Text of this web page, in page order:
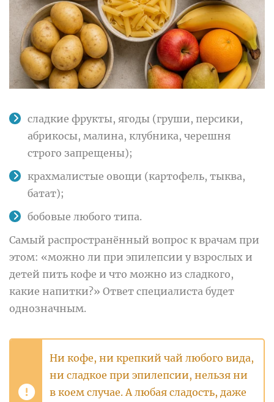
сладкие фрукты, ягоды (груши, персики,
абрикосы, малина, клубника, черешня
строго запрещены);
крахмалистые овощи (картофель, тыква,
батат);
бобовые любого типа.
Самый распространённый вопрос к врачам при
этом: «можно ли при эпилепсии у взрослых и
детей пить кофе и что можно из сладкого,
какие напитки?» Ответ специалиста будет
однозначным.
Ни кофе, ни крепкий чай любого вида,
ни сладкое при эпилепсии, нельзя ни
в коем случае. А любая сладость, даже